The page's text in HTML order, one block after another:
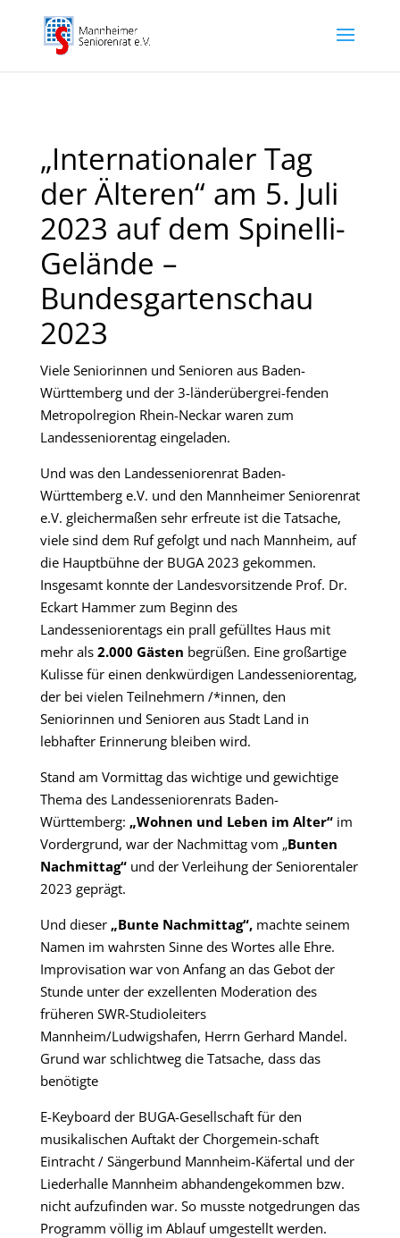
„Internationaler Tag
der Älteren“ am 5. Juli
2023 auf dem Spinelli-
Gelände –
Bundesgartenschau
2023
Viele Seniorinnen und Senioren aus Baden-
Württemberg und der 3-länderübergrei-fenden
Metropolregion Rhein-Neckar waren zum
Landesseniorentag eingeladen.
Und was den Landesseniorenrat Baden-
Württemberg e.V. und den Mannheimer Seniorenrat
e.V. gleichermaßen sehr erfreute ist die Tatsache,
viele sind dem Ruf gefolgt und nach Mannheim, auf
die Hauptbühne der BUGA 2023 gekommen.
Insgesamt konnte der Landesvorsitzende Prof. Dr.
Eckart Hammer zum Beginn des
Landesseniorentags ein prall gefülltes Haus mit
mehr als 2.000 Gästen begrüßen. Eine großartige
Kulisse für einen denkwürdigen Landesseniorentag,
der bei vielen Teilnehmern /*innen, den
Seniorinnen und Senioren aus Stadt Land in
lebhafter Erinnerung bleiben wird.
Stand am Vormittag das wichtige und gewichtige
Thema des Landesseniorenrats Baden-
Württemberg: „Wohnen und Leben im Alter“im
Vordergrund, war der Nachmittag vom „Bunten
Nachmittag“und der Verleihung der Seniorentaler
2023 geprägt.
Und dieser „Bunte Nachmittag“,machte seinem
Namen im wahrsten Sinne des Wortes alle Ehre.
Improvisation war von Anfang an das Gebot der
Stunde unter der exzellenten Moderation des
früheren SWR-Studioleiters
Mannheim/Ludwigshafen, Herrn Gerhard Mandel.
Grund war schlichtweg die Tatsache, dass das
benötigte
E-Keyboard der BUGA-Gesellschaft für den
musikalischen Auftakt der Chorgemein-schaft
Eintracht / Sängerbund Mannheim-Käfertal und der
Liederhalle Mannheim abhandengekommen bzw.
nicht aufzufinden war. So musste notgedrungen das
Programm völlig im Ablauf umgestellt werden.